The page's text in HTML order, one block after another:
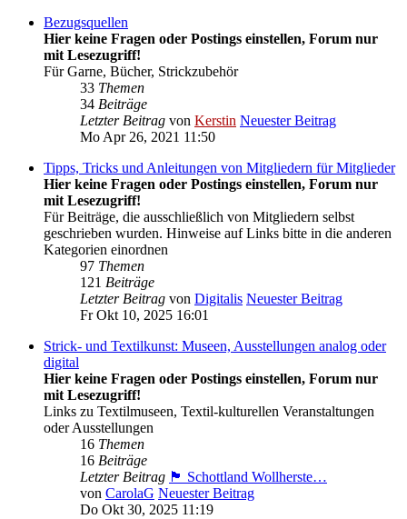
Bezugsquellen
Hier keine Fragen oder Postings einstellen, Forum nur
mit Lesezugriff!
Für Garne, Bücher, Strickzubehör
33 Themen
34 Beiträge
Letzter Beitrag von Kerstin Neuester Beitrag
Mo Apr 26, 2021 11:50
Tipps, Tricks und Anleitungen von Mitgliedern für Mitglieder
Hier keine Fragen oder Postings einstellen, Forum nur
mit Lesezugriff!
Für Beiträge, die ausschließlich von Mitgliedern selbst
geschrieben wurden. Hinweise auf Links bitte in die anderen
Kategorien einordnen
97 Themen
121 Beiträge
Letzter Beitrag von Digitalis Neuester Beitrag
Fr Okt 10, 2025 16:01
Strick- und Textilkunst: Museen, Ausstellungen analog oder
digital
Hier keine Fragen oder Postings einstellen, Forum nur
mit Lesezugriff!
Links zu Textilmuseen, Textil-kulturellen Veranstaltungen
oder Ausstellungen
16 Themen
16 Beiträge
Letzter Beitrag 🏴󠁧󠁢󠁳󠁣󠁴󠁿 Schottland Wollherste…
von CarolaG Neuester Beitrag
Do Okt 30, 2025 11:19